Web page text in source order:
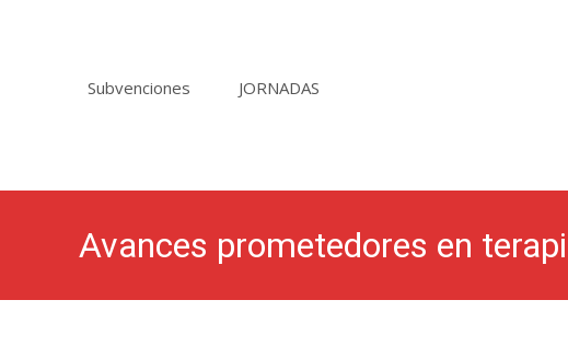
Subvenciones JORNADAS
Avances prometedores en